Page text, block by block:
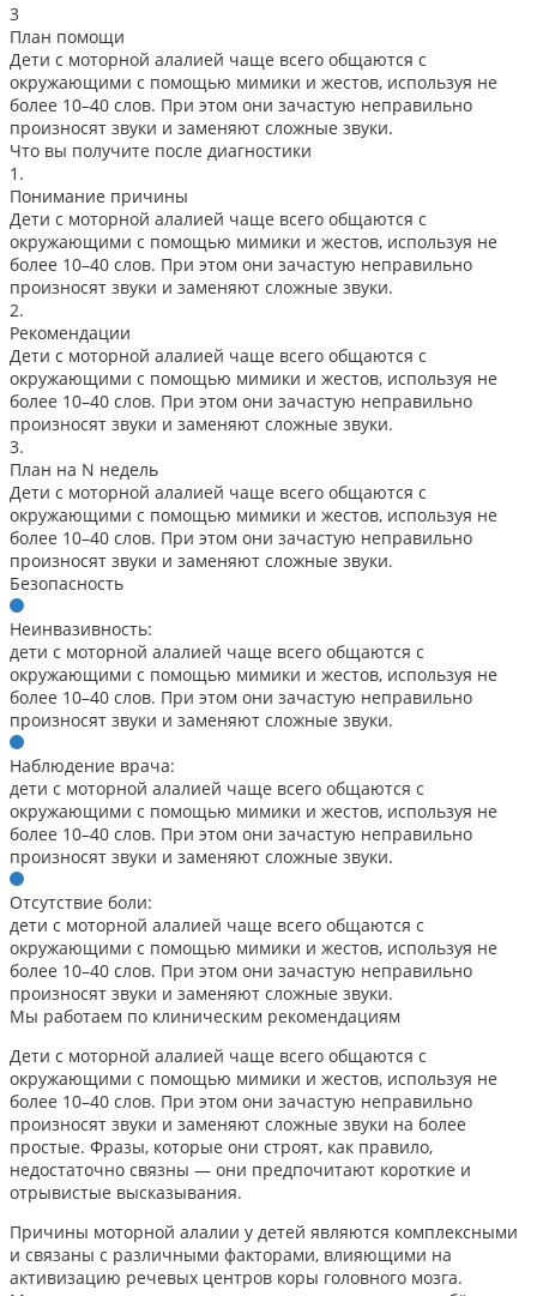
3
План помощи
Дети с моторной алалией чаще всего общаются с
окружающими с помощью мимики и жестов, используя не
более 10–40 слов. При этом они зачастую неправильно
произносят звуки и заменяют сложные звуки.
Что вы получите после диагностики
1.
Понимание причины
Дети с моторной алалией чаще всего общаются с
окружающими с помощью мимики и жестов, используя не
более 10–40 слов. При этом они зачастую неправильно
произносят звуки и заменяют сложные звуки.
2.
Рекомендации
Дети с моторной алалией чаще всего общаются с
окружающими с помощью мимики и жестов, используя не
более 10–40 слов. При этом они зачастую неправильно
произносят звуки и заменяют сложные звуки.
3.
План на N недель
Дети с моторной алалией чаще всего общаются с
окружающими с помощью мимики и жестов, используя не
более 10–40 слов. При этом они зачастую неправильно
произносят звуки и заменяют сложные звуки.
Безопасность
Неинвазивность:
дети с моторной алалией чаще всего общаются с
окружающими с помощью мимики и жестов, используя не
более 10–40 слов. При этом они зачастую неправильно
произносят звуки и заменяют сложные звуки.
Наблюдение врача:
дети с моторной алалией чаще всего общаются с
окружающими с помощью мимики и жестов, используя не
более 10–40 слов. При этом они зачастую неправильно
произносят звуки и заменяют сложные звуки.
Отсутствие боли:
дети с моторной алалией чаще всего общаются с
окружающими с помощью мимики и жестов, используя не
более 10–40 слов. При этом они зачастую неправильно
произносят звуки и заменяют сложные звуки.
Мы работаем по клиническим рекомендациям
Дети с моторной алалией чаще всего общаются с
окружающими с помощью мимики и жестов, используя не
более 10–40 слов. При этом они зачастую неправильно
произносят звуки и заменяют сложные звуки на более
простые. Фразы, которые они строят, как правило,
недостаточно связны — они предпочитают короткие и
отрывистые высказывания.
Причины моторной алалии у детей являются комплексными
и связаны с различными факторами, влияющими на
активизацию речевых центров коры головного мозга.